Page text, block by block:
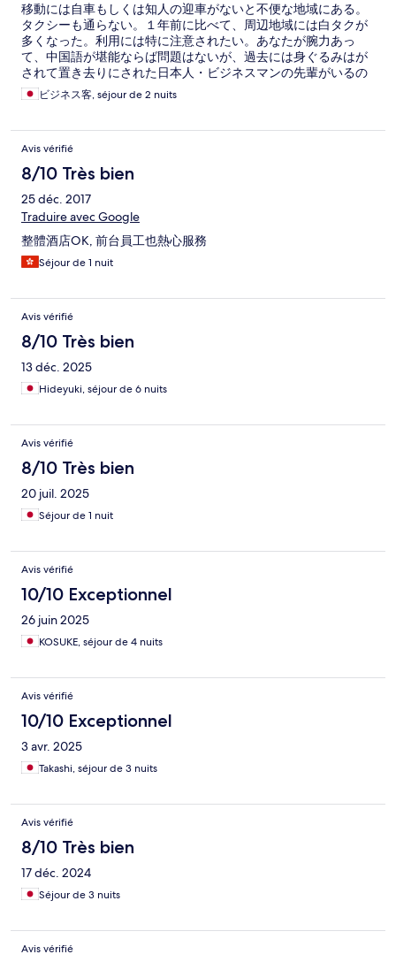
移動には自車もしくは知人の迎車がないと不便な地域にある。
タクシーも通らない。１年前に比べて、周辺地域には白タクが
多くなった。利用には特に注意されたい。あなたが腕力あっ
て、中国語が堪能ならば問題はないが、過去には身ぐるみはが
されて置き去りにされた日本人・ビジネスマンの先輩がいるの
で、油断しないでください。
ビジネス客, séjour de 2 nuits
Avis vérifié
8/10 Très bien
25 déc. 2017
Traduire avec Google
整體酒店OK, 前台員工也熱心服務
Séjour de 1 nuit
Avis vérifié
8/10 Très bien
13 déc. 2025
Hideyuki, séjour de 6 nuits
Avis vérifié
8/10 Très bien
20 juil. 2025
Séjour de 1 nuit
Avis vérifié
10/10 Exceptionnel
26 juin 2025
KOSUKE, séjour de 4 nuits
Avis vérifié
10/10 Exceptionnel
3 avr. 2025
Takashi, séjour de 3 nuits
Avis vérifié
8/10 Très bien
17 déc. 2024
Séjour de 3 nuits
Avis vérifié